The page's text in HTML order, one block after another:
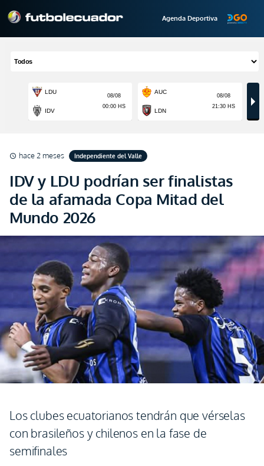
Agenda Deportiva
schedule hace 2 meses Independiente del Valle
IDV y LDU podrían ser finalistas
de la afamada Copa Mitad del
Mundo 2026
Los clubes ecuatorianos tendrán que vérselas
con brasileños y chilenos en la fase de
semifinales